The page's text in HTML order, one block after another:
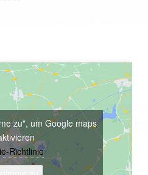
zu", um Google maps
Richtlinie